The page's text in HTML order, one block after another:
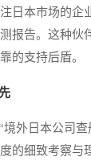
日本市场的企
报告。这种伙
的支持后盾。
外日本公司查
的细致考察与